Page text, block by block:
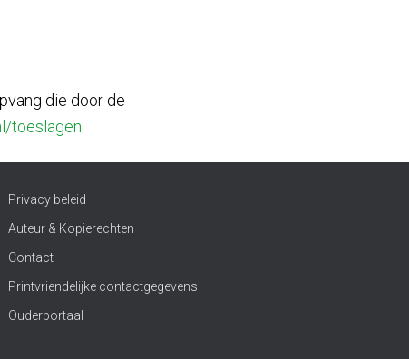
die door de
toeslagen
Privacy beleid
Auteur & Kopierechten
Contact
Printvriendelijke contactgegevens
Ouderportaal